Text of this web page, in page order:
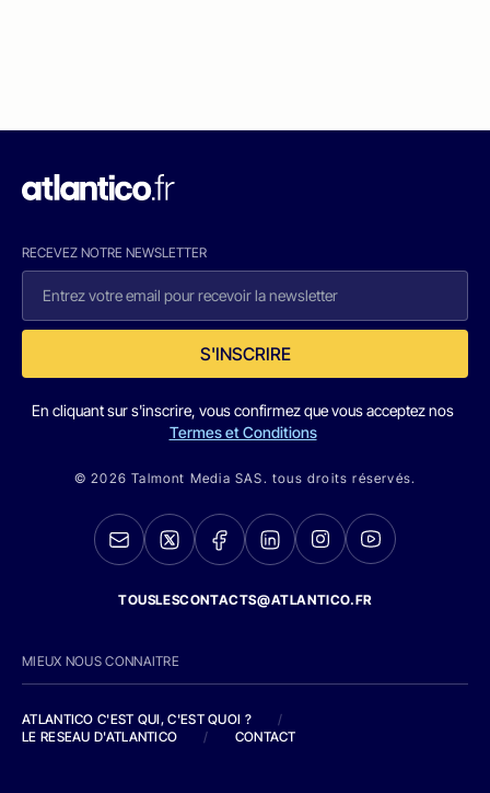
RECEVEZ NOTRE NEWSLETTER
S'INSCRIRE
En cliquant sur s'inscrire, vous confirmez que vous acceptez nos
Termes et Conditions
© 2026 Talmont Media SAS. tous droits réservés.
TOUSLESCONTACTS@ATLANTICO.FR
MIEUX NOUS CONNAITRE
ATLANTICO C'EST QUI, C'EST QUOI ?
/
LE RESEAU D'ATLANTICO
/ CONTACT